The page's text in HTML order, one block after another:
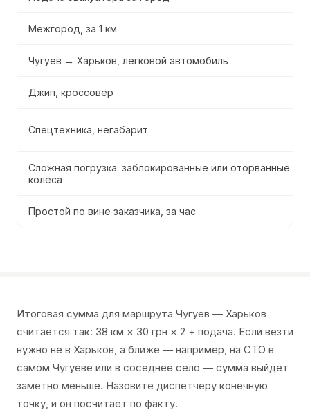
Межгород, за 1 км
Чугуев → Харьков, легковой автомобиль
Джип, кроссовер
Спецтехника, негабарит
Сложная погрузка: заблокированные или оторванные
колёса
Простой по вине заказчика, за час
Итоговая сумма для маршрута Чугуев — Харьков
считается так: 38 км × 30 грн × 2 + подача. Если везти
нужно не в Харьков, а ближе — например, на СТО в
самом Чугуеве или в соседнее село — сумма выйдет
заметно меньше. Назовите диспетчеру конечную
точку, и он посчитает по факту.